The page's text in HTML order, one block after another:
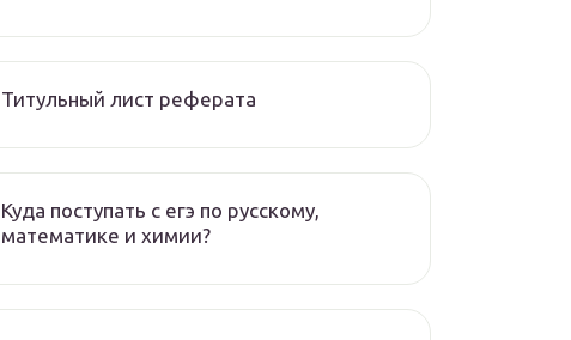
Титульный лист реферата
Куда поступать с егэ по русскому,
математике и химии?